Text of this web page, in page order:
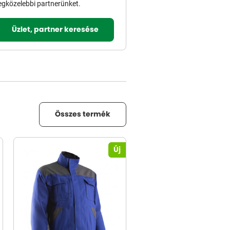
partnerünket.
Üzlet, partner keresése
Összes termék
Új